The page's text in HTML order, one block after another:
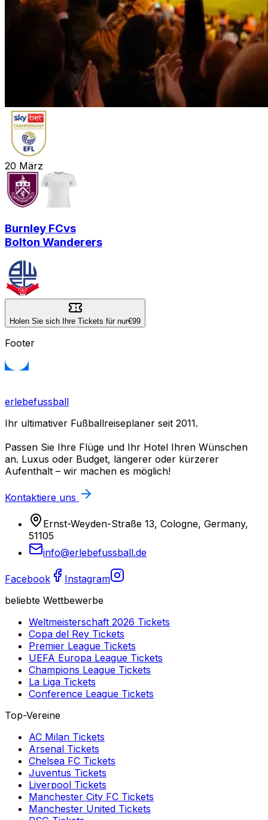
20 März
Burnley FCvs
Bolton Wanderers
Holen Sie sich Ihre Tickets für nur€99
Footer
erlebefussball
Ihr ultimativer Fußballreiseplaner seit 2011.
Passen Sie Ihre Flüge und Ihr Hotel Ihren Wünschen
an. Luxus oder Budget, längerer oder kürzerer
Aufenthalt – wir machen es möglich!
Kontaktiere uns
Ernst-Weyden-Straße 13, Cologne, Germany,
51105
info@erlebefussball.de
Facebook
Instagram
beliebte Wettbewerbe
Weltmeisterschaft 2026 Tickets
Copa del Rey Tickets
Premier League Tickets
UEFA Europa League Tickets
Champions League Tickets
La Liga Tickets
Conference League Tickets
Top-Vereine
AC Milan Tickets
Arsenal Tickets
Chelsea FC Tickets
Juventus Tickets
Liverpool Tickets
Manchester City FC Tickets
Manchester United Tickets